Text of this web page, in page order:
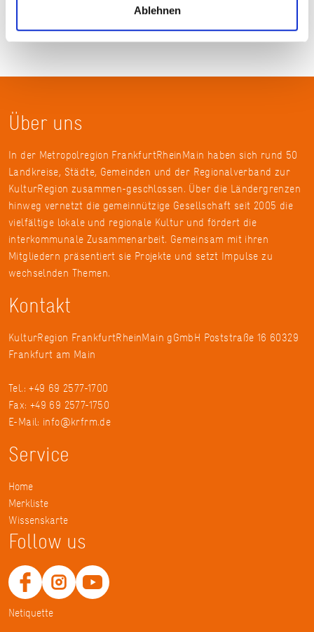
Ablehnen
Über uns
In der Metropolregion FrankfurtRheinMain haben sich rund 50
Landkreise, Städte, Gemeinden und der Regionalverband zur
KulturRegion zusammen-geschlossen. Über die Ländergrenzen
hinweg vernetzt die gemeinnützige Gesellschaft seit 2005 die
vielfältige lokale und regionale Kultur und fördert die
interkommunale Zusammenarbeit. Gemeinsam mit ihren
Mitgliedern präsentiert sie Projekte und setzt Impulse zu
wechselnden Themen.
Kontakt
KulturRegion FrankfurtRheinMain gGmbH Poststraße 16 60329
Frankfurt am Main
Tel.: +49 69 2577-1700
Fax: +49 69 2577-1750
E-Mail: info@krfrm.de
Service
Home
Merkliste
Wissenskarte
Follow us
Netiquette